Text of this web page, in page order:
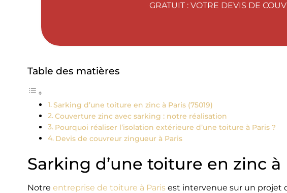
GRATUIT : VOTRE DEVIS DE
Table des matières
Sarking d’une toiture en zinc à Paris (75019)
Couverture zinc avec sarking : notre réalisation
Pourquoi réaliser l’isolation extérieure d’une toiture à Paris ?
Devis de couvreur zingueur à Paris
Sarking d’une toiture en zinc à
Notre entreprise de toiture à Parisest intervenue sur un projet